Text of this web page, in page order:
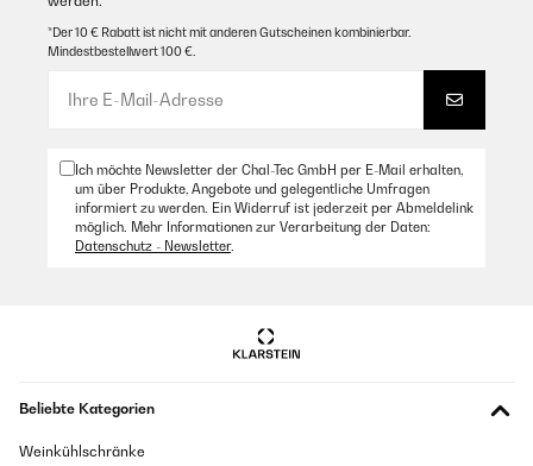
*Der 10 € Rabatt ist nicht mit anderen Gutscheinen kombinierbar.
Mindestbestellwert 100 €.
Ich möchte Newsletter der Chal-Tec GmbH per E-Mail erhalten,
um über Produkte, Angebote und gelegentliche Umfragen
informiert zu werden. Ein Widerruf ist jederzeit per Abmeldelink
möglich. Mehr Informationen zur Verarbeitung der Daten:
Datenschutz - Newsletter.
Beliebte Kategorien
Weinkühlschränke